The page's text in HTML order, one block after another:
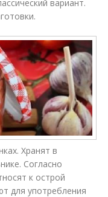
вариант.
Хранят в
Согласно
к острой
для употребления